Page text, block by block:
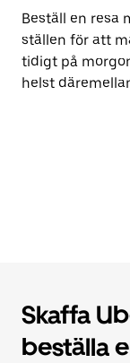
Beställ en resa
ställen för att
tidigt på
helst
Skaffa
beställa